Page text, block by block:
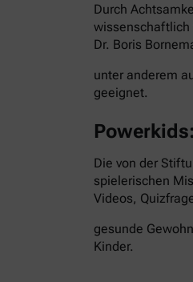
Durch
wissenschaftlich
Dr. Boris
unter anderem
geeignet.
Die von der
spielerischen
Videos,
gesunde
Kinder.